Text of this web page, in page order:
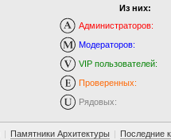
Из них:
Администраторов:
Модераторов:
VIP пользователей:
Проверенных:
Рядовых:
| Памятники Архитектуры | Последние